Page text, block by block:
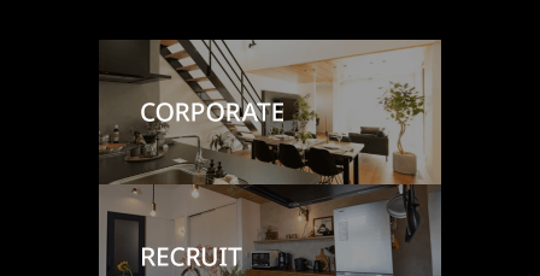
４．お客様情報の第三者への開示・提供
当社は、前項3．の利用目的に記載した場合及び以下のいずれかに該当
する場合を除き、お客さま情報を第三者へ開示又は提供いたしません。
(1) ご本人の同意がある場合
(2) 法令に基づき開示・提供を求められた場合
(3) 人の生命、身体又は財産の保護のために必要な場合であって、お客
さまの同意を得ることが困難である場合